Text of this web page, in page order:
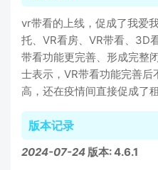
vr带看的上线，促成了我爱
托、VR看房、VR带看、3D
带看功能更完善、形成完整
士表示，VR带看功能完善
高，还在疫情间直接促成了
版本记录
2024-07-24 版本: 4.6.1